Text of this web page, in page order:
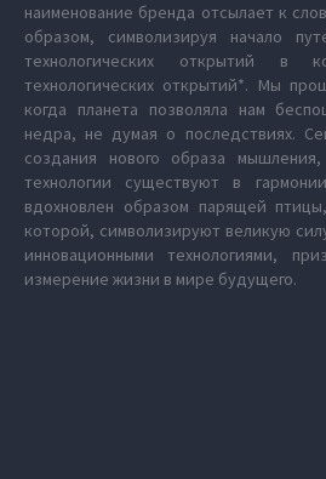
наименование бренда отсылает к
образом, символизируя начало
технологических открытий в
технологических открытий*. Мы
когда планета позволяла нам
недра, не думая о последствиях.
создания нового образа
технологии существуют в
вдохновлен образом парящей
которой, символизируют великую
инновационными технологиями,
измерение жизни в мире будущего.